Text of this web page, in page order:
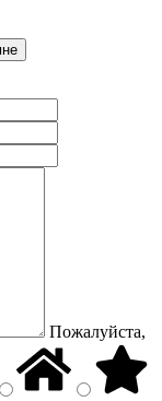
Пожалуйста,